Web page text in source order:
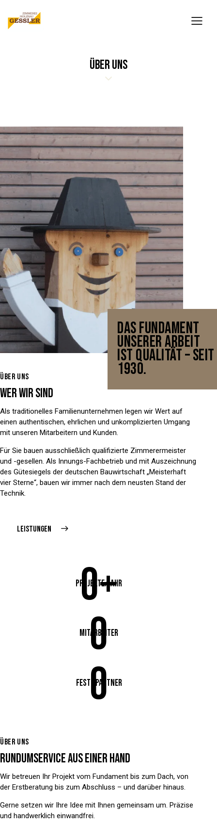
springen
ÜBER UNS
DAS FUNDAMENT
UNSERER ARBEIT
IST QUALITÄT – SEIT
1930.
ÜBER UNS
WER WIR SIND
Als traditionelles Familienunternehmen legen wir Wert auf
einen authentischen, ehrlichen und unkomplizierten Umgang
mit unseren Mitarbeitern und Kunden.
Für Sie bauen ausschließlich qualifizierte Zimmerermeister
und -gesellen. Als Innungs-Fachbetrieb und mit Auszeichnung
des Gütesiegels der deutschen Bauwirtschaft „Meisterhaft
vier Sterne“, bauen wir immer nach dem neusten Stand der
Technik.
LEISTUNGEN
0+
Projekte/Jahr
0
Mitarbeiter
0
feste Partner
ÜBER UNS
RUNDUMSERVICE AUS EINER HAND
Wir betreuen Ihr Projekt vom Fundament bis zum Dach, von
der Erstberatung bis zum Abschluss – und darüber hinaus.
Gerne setzen wir Ihre Idee mit Ihnen gemeinsam um. Präzise
und handwerklich einwandfrei.